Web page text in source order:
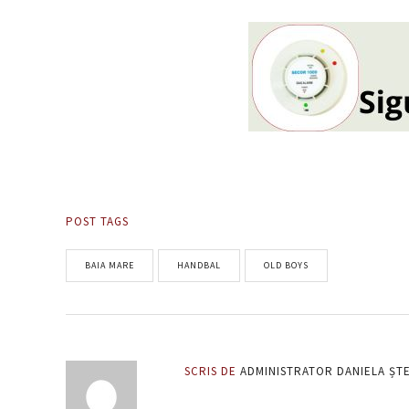
POST TAGS
BAIA MARE HANDBAL OLD BOYS
SCRIS DE ADMINISTRATOR DANIELA